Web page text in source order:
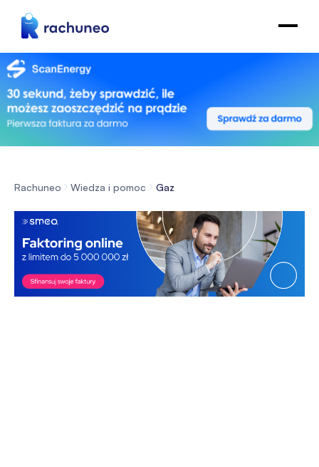
Rachuneo Wiedza i pomoc Gaz